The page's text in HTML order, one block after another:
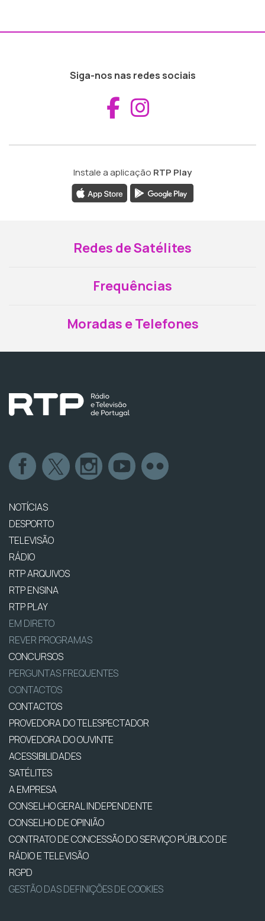
Siga-nos nas redes sociais
Aceder ao
Instale a aplicação RTP Play
Redes de Satélites
Frequências
Moradas e Telefones
NOTÍCIAS
DESPORTO
TELEVISÃO
RÁDIO
RTP ARQUIVOS
RTP ENSINA
RTP PLAY
EM DIRETO
REVER PROGRAMAS
CONCURSOS
PERGUNTAS FREQUENTES
CONTACTOS
CONTACTOS
PROVEDORA DO TELESPECTADOR
PROVEDORA DO OUVINTE
ACESSIBILIDADES
SATÉLITES
A EMPRESA
CONSELHO GERAL INDEPENDENTE
CONSELHO DE OPINIÃO
CONTRATO DE CONCESSÃO DO SERVIÇO PÚBLICO DE
RÁDIO E TELEVISÃO
RGPD
GESTÃO DAS DEFINIÇÕES DE COOKIES